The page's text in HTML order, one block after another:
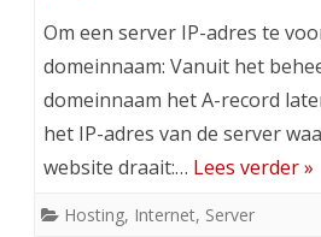
Om een server IP-adres te
domeinnaam: Vanuit het
domeinnaam het A-record
het IP-adres van de server
website draait:… Lees verder »
Hosting, Internet, Server